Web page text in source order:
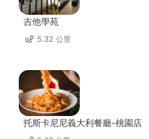
吉他學苑
5.32 公里
托斯卡尼尼義大利餐廳-桃園店